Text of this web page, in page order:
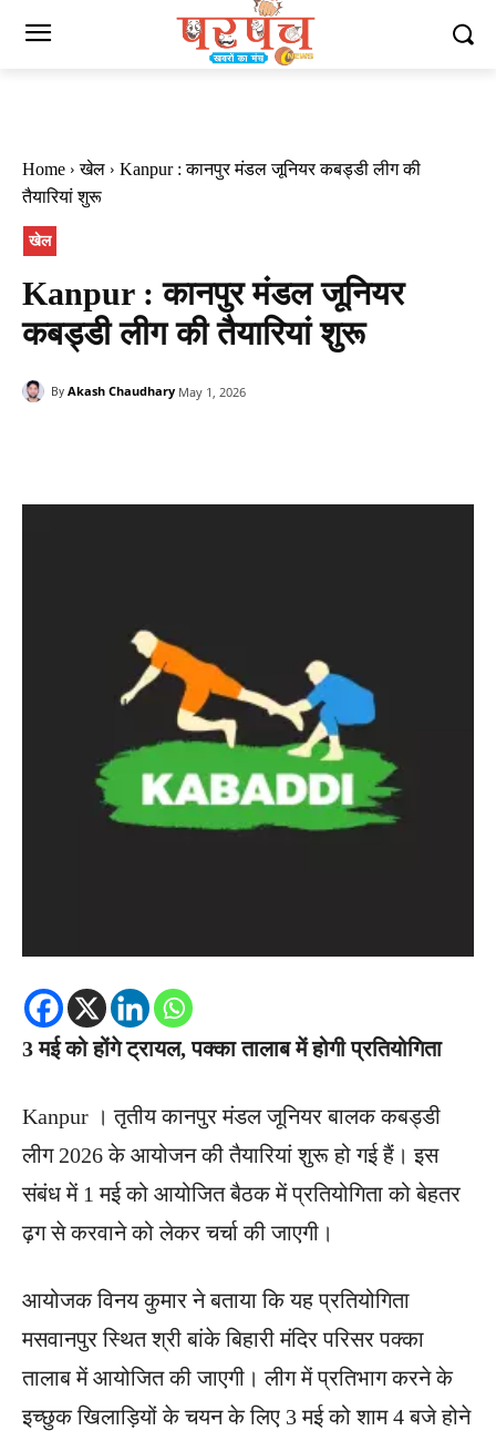
Home खेल
Kanpur : कानपुर मंडल जूनियर कबड्डी लीग की
तैयारियां शुरू
खेल
Kanpur : कानपुर मंडल जूनियर
कबड्डी लीग की तैयारियां शुरू
By Akash Chaudhary May 1, 2026
3 मई को होंगे ट्रायल, पक्का तालाब में होगी प्रतियोगिता
Kanpur । तृतीय कानपुर मंडल जूनियर बालक कबड्डी
लीग 2026 के आयोजन की तैयारियां शुरू हो गई हैं। इस
संबंध में 1 मई को आयोजित बैठक में प्रतियोगिता को बेहतर
ढ़ग से करवाने को लेकर चर्चा की जाएगी।
आयोजक विनय कुमार ने बताया कि यह प्रतियोगिता
मसवानपुर स्थित श्री बांके बिहारी मंदिर परिसर पक्का
तालाब में आयोजित की जाएगी। लीग में प्रतिभाग करने के
इच्छुक खिलाड़ियों के चयन के लिए 3 मई को शाम 4 बजे होने